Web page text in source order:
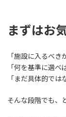
まずはお
「施設に入るべき
「何を基準に選べ
「まだ具体的では
そんな段階でも、